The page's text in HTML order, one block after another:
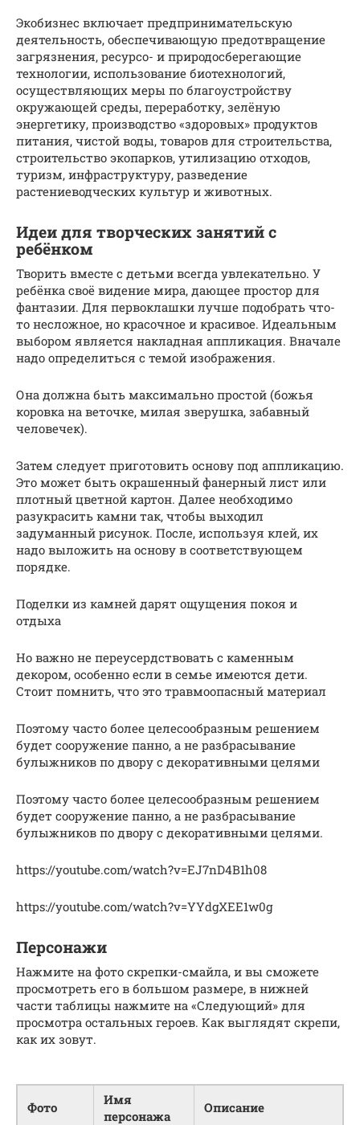
Экобизнес включает предпринимательскую
деятельность, обеспечивающую предотвращение
загрязнения, ресурсо- и природосберегающие
технологии, использование биотехнологий,
осуществляющих меры по благоустройству
окружающей среды, переработку, зелёную
энергетику, производство «здоровых» продуктов
питания, чистой воды, товаров для строительства,
строительство экопарков, утилизацию отходов,
туризм, инфраструктуру, разведение
растениеводческих культур и животных.
Идеи для творческих занятий с
ребёнком
Творить вместе с детьми всегда увлекательно. У
ребёнка своё видение мира, дающее простор для
фантазии. Для первоклашки лучше подобрать что-
то несложное, но красочное и красивое. Идеальным
выбором является накладная аппликация. Вначале
надо определиться с темой изображения.
Она должна быть максимально простой (божья
коровка на веточке, милая зверушка, забавный
человечек).
Затем следует приготовить основу под аппликацию.
Это может быть окрашенный фанерный лист или
плотный цветной картон. Далее необходимо
разукрасить камни так, чтобы выходил
задуманный рисунок. После, используя клей, их
надо выложить на основу в соответствующем
порядке.
Поделки из камней дарят ощущения покоя и
отдыха
Но важно не переусердствовать с каменным
декором, особенно если в семье имеются дети.
Стоит помнить, что это травмоопасный материал
Поэтому часто более целесообразным решением
будет сооружение панно, а не разбрасывание
булыжников по двору с декоративными целями
Поэтому часто более целесообразным решением
будет сооружение панно, а не разбрасывание
булыжников по двору с декоративными целями.
https://youtube.com/watch?v=EJ7nD4B1h08
https://youtube.com/watch?v=YYdgXEE1w0g
Персонажи
Нажмите на фото скрепки-смайла, и вы сможете
просмотреть его в большом размере, в нижней
части таблицы нажмите на «Следующий» для
просмотра остальных героев. Как выглядят скрепи,
как их зовут.
Фото
Имя
персонажа
Описание